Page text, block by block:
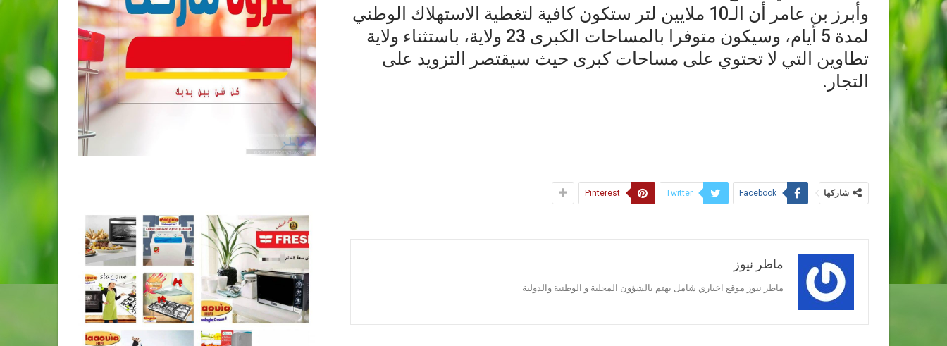
وأبرز بن عامر أن الـ10 ملايين لتر ستكون كافية لتغطية الاستهلاك الوطني
لمدة 5 أيام، وسيكون متوفرا بالمساحات الكبرى 23 ولاية، باستثناء ولاية
تطاوين التي لا تحتوي على مساحات كبرى حيث سيقتصر التزويد على
التجار.
شاركها Facebook
Twitter
Pinterest
ماطر نيوز
ماطر نيوز موقع اخباري شامل يهتم بالشؤون المحلية و الوطنية والدولية